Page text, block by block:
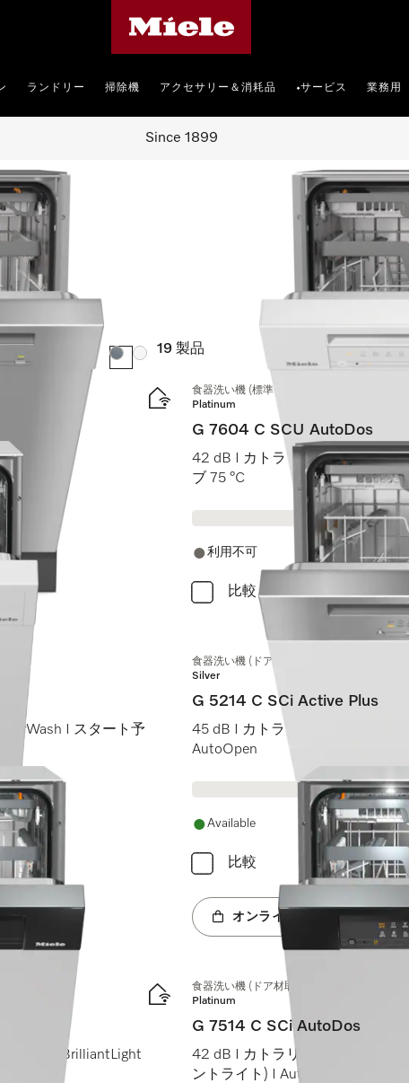
ランドリー 掃除機 アクセサリー＆消耗品 •サービス 業務用
Since 1899
19 製品
カラー:カラー:
I
食器洗い機 (標準ドア装備タイプ)
Platinum
G 7604 C SCU AutoDos
42 dB I カトラリートレイ I
ブ 75 °C
利用不可
比較
I スタート予
食器洗い機 (ドア材取付専用タイプ)
Silver
G 5214 C SCi Active Plus
45 dB I カトラリートレイ I
AutoOpen
Available
比較
オンラインショップへ
Touch I BrilliantLight
食器洗い機 (ドア材取付専用タイプ)
Platinum
G 7514 C SCi AutoDos
42 dB I カトラリートレイ I
ントライト) I AutoDos